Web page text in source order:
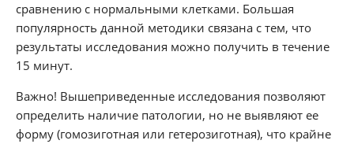
сравнению с нормальными клетками. Большая
популярность данной методики связана с тем, что
результаты исследования можно получить в течение
15 минут.
Важно! Вышеприведенные исследования позволяют
определить наличие патологии, но не выявляют ее
форму (гомозиготная или гетерозиготная), что крайне